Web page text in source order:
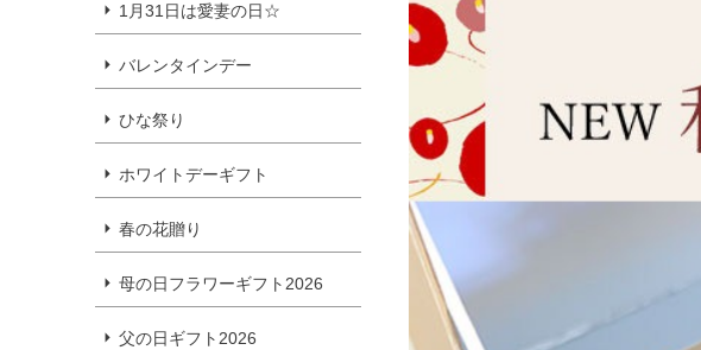
1月31日は愛妻の日☆
バレンタインデー
ひな祭り
ホワイトデーギフト
春の花贈り
母の日フラワーギフト2026
父の日ギフト2026